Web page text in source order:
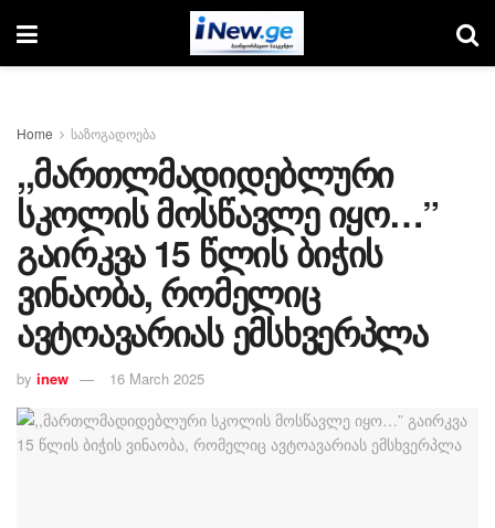
Home საზოგადოება
,,მართლმადიდებლური
სკოლის მოსწავლე იყო…”
გაირკვა 15 წლის ბიჭის
ვინაობა, რომელიც
ავტოავარიას ემსხვერპლა
by inew 16 March 2025